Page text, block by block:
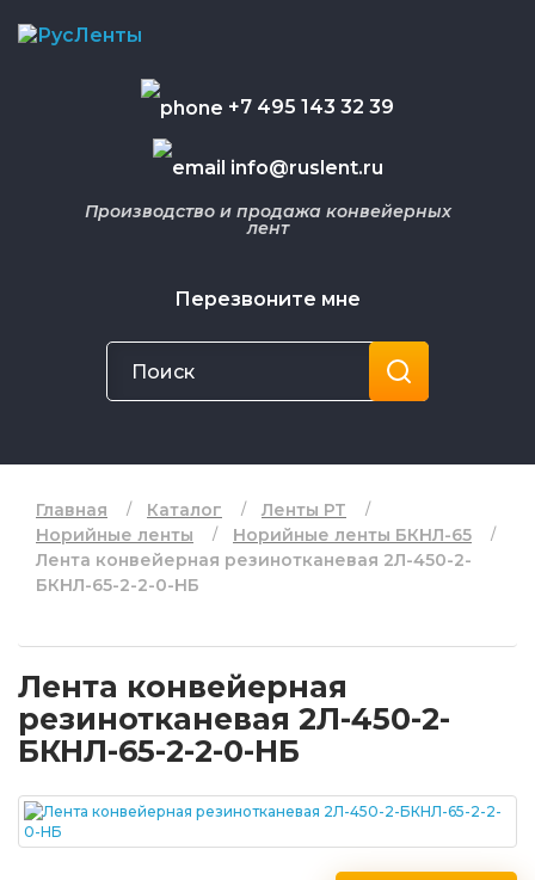
+7 495 143 32 39
info@ruslent.ru
Перезвоните мне
Производство и продажа конвейерных
лент
Главная Каталог
Ленты РТ
Норийные ленты
Норийные ленты БКНЛ-65
Лента конвейерная резинотканевая 2Л-450-2-
БКНЛ-65-2-2-0-НБ
Лента конвейерная
резинотканевая 2Л-450-2-
БКНЛ-65-2-2-0-НБ